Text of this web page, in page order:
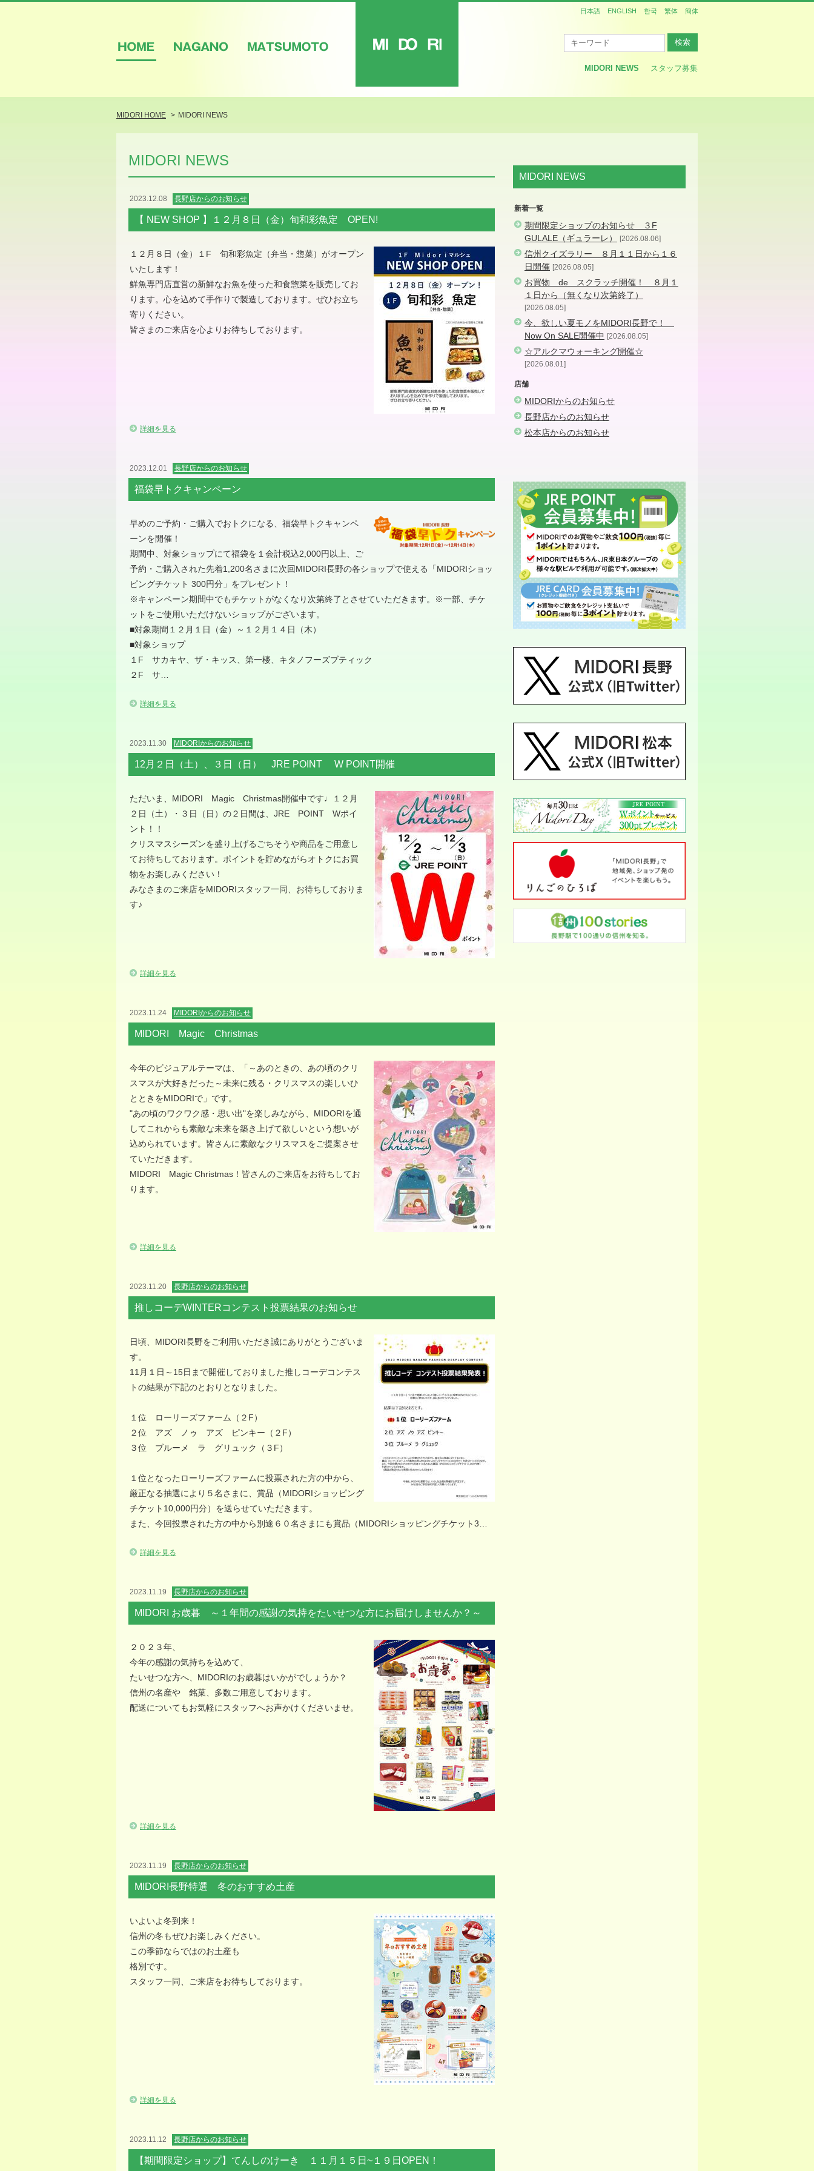
MIDORI NEWS
スタッフ募集
日本語 ENGLISH 한국 繁体 簡体
MIDORI HOME MIDORI NEWS
MIDORI NEWS
2023.12.08 長野店からのお知らせ
【 NEW SHOP 】１２月８日（金）旬和彩魚定 OPEN!
１２月８日（金）１F 旬和彩魚定（弁当・惣菜）がオープン
いたします！
鮮魚専門店直営の新鮮なお魚を使った和食惣菜を販売してお
ります。心を込めて手作りで製造しております。ぜひお立ち
寄りください。
皆さまのご来店を心よりお待ちしております。
詳細を見る
2023.12.01 長野店からのお知らせ
福袋早トクキャンペーン
早めのご予約・ご購入でおトクになる、福袋早トクキャンペ
ーンを開催！
期間中、対象ショップにて福袋を１会計税込2,000円以上、ご
予約・ご購入された先着1,200名さまに次回MIDORI長野の各ショップで使える「MIDORIショッ
ピングチケット 300円分」をプレゼント！
※キャンペーン期間中でもチケットがなくなり次第終了とさせていただきます。※一部、チケ
ットをご使用いただけないショップがございます。
■対象期間１２月１日（金）～１２月１４日（木）
■対象ショップ
１F サカキヤ、ザ・キッス、第一楼、キタノフーズブティック
２F サ…
詳細を見る
2023.11.30 MIDORIからのお知らせ
12月２日（土）、３日（日） JRE POINT W POINT開催
ただいま、MIDORI Magic Christmas開催中です♩１２月
２日（土）・３日（日）の２日間は、JRE POINT Wポイ
ント！！
クリスマスシーズンを盛り上げるごちそうや商品をご用意し
てお待ちしております。ポイントを貯めながらオトクにお買
物をお楽しみください！
みなさまのご来店をMIDORIスタッフ一同、お待ちしておりま
す♪
詳細を見る
2023.11.24 MIDORIからのお知らせ
MIDORI Magic Christmas
今年のビジュアルテーマは、「～あのときの、あの頃のクリ
スマスが大好きだった～未来に残る・クリスマスの楽しいひ
とときをMIDORIで」です。
"あの頃のワクワク感・思い出"を楽しみながら、MIDORIを通
してこれからも素敵な未来を築き上げて欲しいという想いが
込められています。皆さんに素敵なクリスマスをご提案させ
ていただきます。
MIDORI Magic Christmas！皆さんのご来店をお待ちしてお
ります。
詳細を見る
2023.11.20 長野店からのお知らせ
推しコーデWINTERコンテスト投票結果のお知らせ
日頃、MIDORI長野をご利用いただき誠にありがとうございま
す。
11月１日～15日まで開催しておりました推しコーデコンテス
トの結果が下記のとおりとなりました。
１位 ローリーズファーム（２F）
２位 アズ ノゥ アズ ピンキー（２F）
３位 ブルーメ ラ グリュック（３F）
１位となったローリーズファームに投票された方の中から、
厳正なる抽選により５名さまに、賞品（MIDORIショッピング
チケット10,000円分）を送らせていただきます。
また、今回投票された方の中から別途６０名さまにも賞品（MIDORIショッピングチケット3…
詳細を見る
2023.11.19 長野店からのお知らせ
MIDORI お歳暮 ～１年間の感謝の気持をたいせつな方にお届けしませんか？～
２０２３年、
今年の感謝の気持ちを込めて、
たいせつな方へ、MIDORIのお歳暮はいかがでしょうか？
信州の名産や 銘菓、多数ご用意しております。
配送についてもお気軽にスタッフへお声かけくださいませ。
詳細を見る
2023.11.19 長野店からのお知らせ
MIDORI長野特選 冬のおすすめ土産
いよいよ冬到来！
信州の冬もぜひお楽しみください。
この季節ならではのお土産も
格別です。
スタッフ一同、ご来店をお待ちしております。
詳細を見る
2023.11.12 長野店からのお知らせ
【期間限定ショップ】てんしのけーき １１月１５日~１９日OPEN！
MIDORI NEWS
新着一覧
期間限定ショップのお知らせ ３F
GULALE（ギュラーレ）
2026.08.06
信州クイズラリー ８月１１日から１６
日開催 2026.08.05
お買物 de スクラッチ開催！ ８月１
１日から（無くなり次第終了）
2026.08.05
今、欲しい夏モノをMIDORI長野で！
Now On SALE開催中
2026.08.05
☆アルクマウォーキング開催☆
2026.08.01
店舗
MIDORIからのお知らせ
長野店からのお知らせ
松本店からのお知らせ